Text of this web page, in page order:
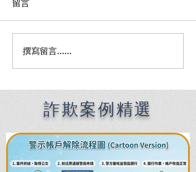
Premier English
Speaking Criminal
Filipinos in Taiwan:
Chien Sheng
International Law Firm
留言
撰寫留言......
詐欺案例精選